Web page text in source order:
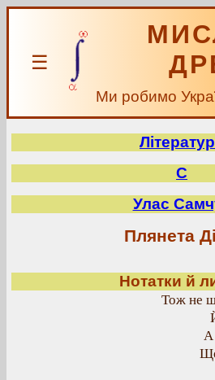
☰
Ми робимо
С
Улас
Плянета
Нотатки й
Тож не
А